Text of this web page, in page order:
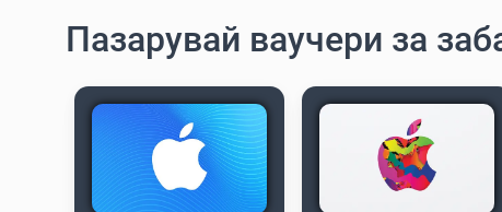
Пазарувай ваучери за